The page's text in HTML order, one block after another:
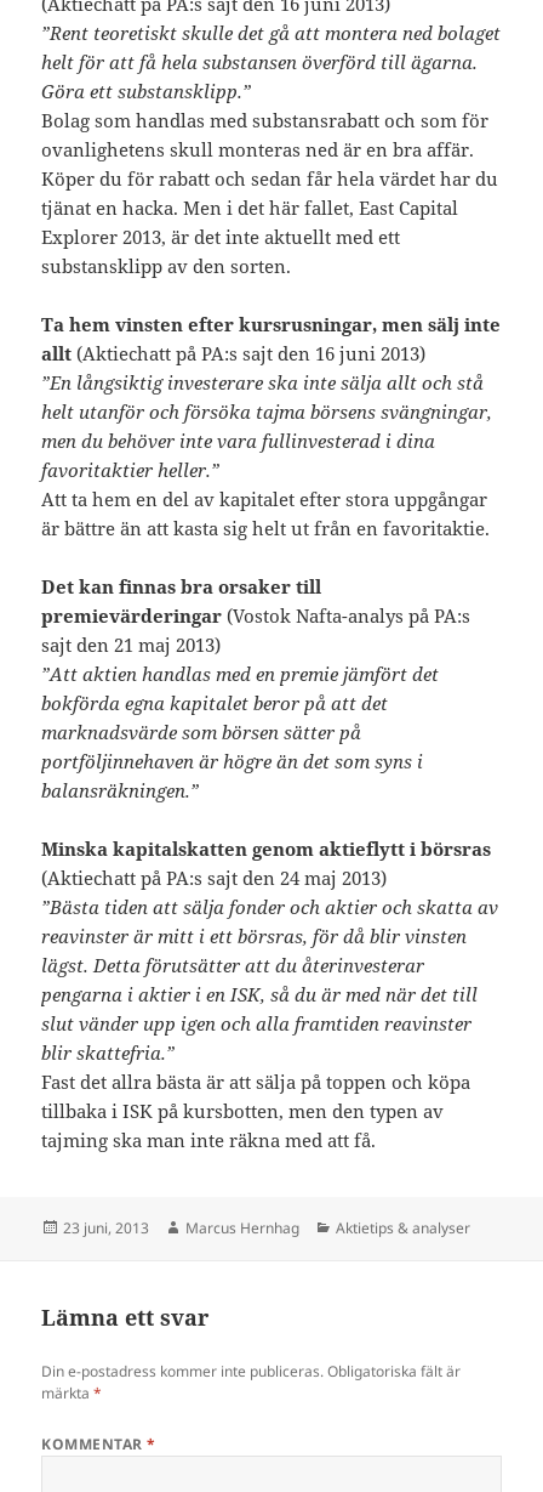
”Rent teoretiskt skulle det gå att montera ned bolaget
helt för att få hela substansen överförd till ägarna.
Göra ett substansklipp.”
Bolag som handlas med substansrabatt och som för
ovanlighetens skull monteras ned är en bra affär.
Köper du för rabatt och sedan får hela värdet har du
tjänat en hacka. Men i det här fallet, East Capital
Explorer 2013, är det inte aktuellt med ett
substansklipp av den sorten.
Ta hem vinsten efter kursrusningar, men sälj inte
allt (Aktiechatt på PA:s sajt den 16 juni 2013)
”En långsiktig investerare ska inte sälja allt och stå
helt utanför och försöka tajma börsens svängningar,
men du behöver inte vara fullinvesterad i dina
favoritaktier heller.”
Att ta hem en del av kapitalet efter stora uppgångar
är bättre än att kasta sig helt ut från en favoritaktie.
Det kan finnas bra orsaker till
premievärderingar (Vostok Nafta-analys på PA:s
sajt den 21 maj 2013)
”Att aktien handlas med en premie jämfört det
bokförda egna kapitalet beror på att det
marknadsvärde som börsen sätter på
portföljinnehaven är högre än det som syns i
balansräkningen.”
Minska kapitalskatten genom aktieflytt i börsras
(Aktiechatt på PA:s sajt den 24 maj 2013)
”Bästa tiden att sälja fonder och aktier och skatta av
reavinster är mitt i ett börsras, för då blir vinsten
lägst. Detta förutsätter att du återinvesterar
pengarna i aktier i en ISK, så du är med när det till
slut vänder upp igen och alla framtiden reavinster
blir skattefria.”
Fast det allra bästa är att sälja på toppen och köpa
tillbaka i ISK på kursbotten, men den typen av
tajming ska man inte räkna med att få.
Postat
23 juni, 2013 Författare
Marcus Hernhag Kategorier
Aktietips & analyser
Lämna ett svar
Din e-postadress kommer inte publiceras. Obligatoriska fält är
märkta*
KOMMENTAR*